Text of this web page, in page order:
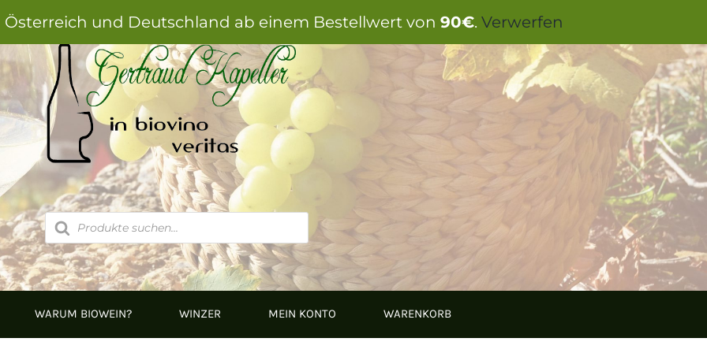
und Deutschland ab einem Bestellwert von 90€. Verwerfen
Products
search
WARUM BIOWEIN? WINZER MEIN KONTO WARENKORB